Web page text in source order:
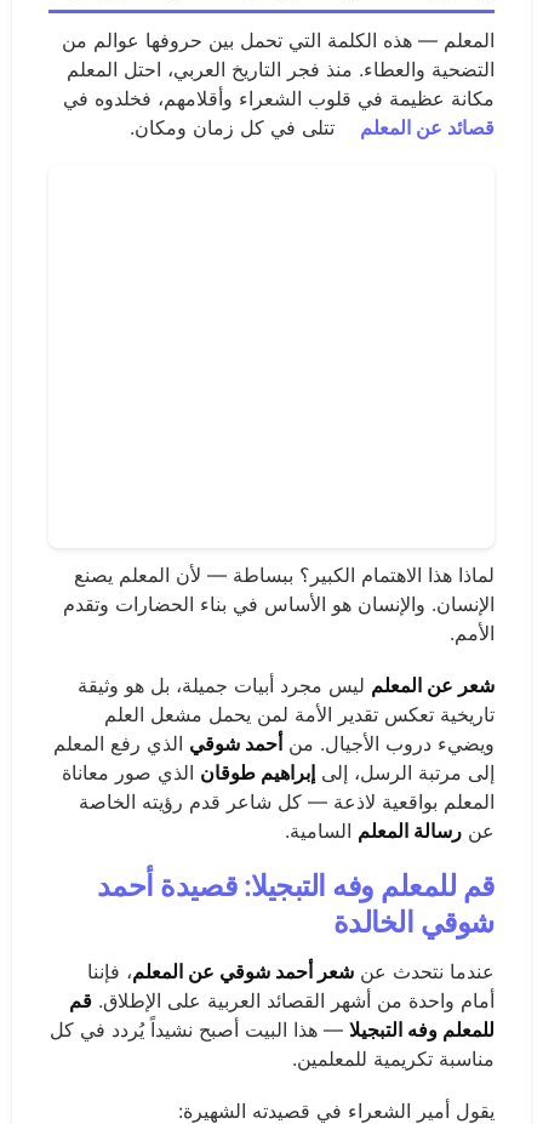
المعلم — هذه الكلمة التي تحمل بين حروفها عوالم من
التضحية والعطاء. منذ فجر التاريخ العربي، احتل المعلم
مكانة عظيمة في قلوب الشعراء وأقلامهم، فخلدوه في
قصائد عن المعلم
تتلى في كل زمان ومكان.
لماذا هذا الاهتمام الكبير؟ ببساطة — لأن المعلم يصنع
الإنسان. والإنسان هو الأساس في بناء الحضارات وتقدم
الأمم.
شعر عن المعلم ليس مجرد أبيات جميلة، بل هو وثيقة
تاريخية تعكس تقدير الأمة لمن يحمل مشعل العلم
ويضيء دروب الأجيال. منأحمد شوقي الذي رفع المعلم
إلى مرتبة الرسل، إلى إبراهيم طوقان الذي صور معاناة
المعلم بواقعية لاذعة — كل شاعر قدم رؤيته الخاصة
عن رسالة المعلم السامية.
قم للمعلم وفه التبجيلا: قصيدة أحمد
شوقي الخالدة
عندما نتحدث عن شعر أحمد شوقي عن المعلم، فإننا
أمام واحدة من أشهر القصائد العربية على الإطلاق. قم
للمعلم وفه التبجيلا — هذا البيت أصبح نشيداً يُردد في كل
مناسبة تكريمية للمعلمين.
يقول أمير الشعراء في قصيدته الشهيرة: